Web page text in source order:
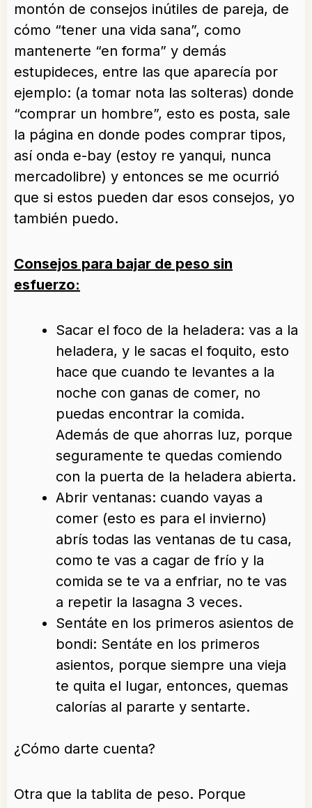
montón de consejos inútiles de pareja, de
cómo “tener una vida sana”, como
mantenerte “en forma” y demás
estupideces, entre las que aparecía por
ejemplo: (a tomar nota las solteras) donde
“comprar un hombre”, esto es posta, sale
la página en donde podes comprar tipos,
así onda e-bay (estoy re yanqui, nunca
mercadolibre) y entonces se me ocurrió
que si estos pueden dar esos consejos, yo
también puedo.
Consejos para bajar de peso sin
esfuerzo:
Sacar el foco de la heladera: vas a la
heladera, y le sacas el foquito, esto
hace que cuando te levantes a la
noche con ganas de comer, no
puedas encontrar la comida.
Además de que ahorras luz, porque
seguramente te quedas comiendo
con la puerta de la heladera abierta.
Abrir ventanas: cuando vayas a
comer (esto es para el invierno)
abrís todas las ventanas de tu casa,
como te vas a cagar de frío y la
comida se te va a enfriar, no te vas
a repetir la lasagna 3 veces.
Sentáte en los primeros asientos de
bondi: Sentáte en los primeros
asientos, porque siempre una vieja
te quita el lugar, entonces, quemas
calorías al pararte y sentarte.
¿Cómo darte cuenta?
Otra que la tablita de peso. Porque